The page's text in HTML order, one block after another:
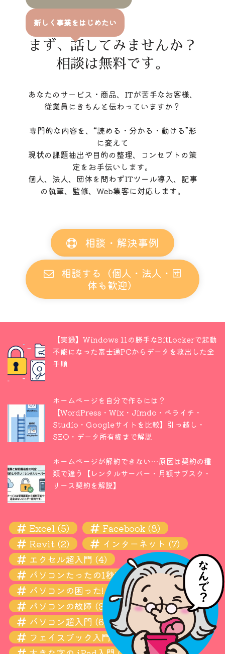
新しく事業をはじめたい
まず、話してみませんか？
相談は無料です。
あなたのサービス・商品、ITが苦手なお客様、
従業員にきちんと伝わっていますか？
専門的な内容を、“読める・分かる・動ける”形
に変えて
現状の課題抽出や目的の整理、コンセプトの策
定をお手伝いします。
個人、法人、団体を問わずITツール導入、記事
の執筆、監修、Web集客に対応します。
相談・解決事例
相談する（個人・法人・団
体も歓迎）
【実録】Windows 11の勝手なBitLockerで起動
不能になった富士通PCからデータを救出した全
手順
ホームページを自分で作るには？
【WordPress・Wix・Jimdo・ペライチ・
Studio・Googleサイトを比較】引っ越し・
SEO・データ所有権まで解説
ホームページが解約できない…原因は契約の種
類で違う【レンタルサーバー・月額サブスク・
リース契約を解説】
Excel (5) Facebook (8)
Revit (2) インターネット (7)
エクセル超入門 (4)
パソコンたったの1秒! 瞬間ワザ
(11)
パソコンの困った! お悩み解決超入門(13)
パソコンの故障 (3)
パソコン超入門 (6)
フェイスブック入門 (4)